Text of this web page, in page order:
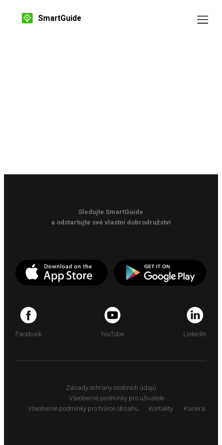
SmartGuide
Sledujte SmartGuide
a odstartujte své vlastní dobrodružství
Facebook YouTube LinkedIn
Zásady ochrany osobních údajů
Všeobecné podmínky pro uživatele
Všeobecné podmínky pro tvůrce obsahu
Kontakty Kariéra